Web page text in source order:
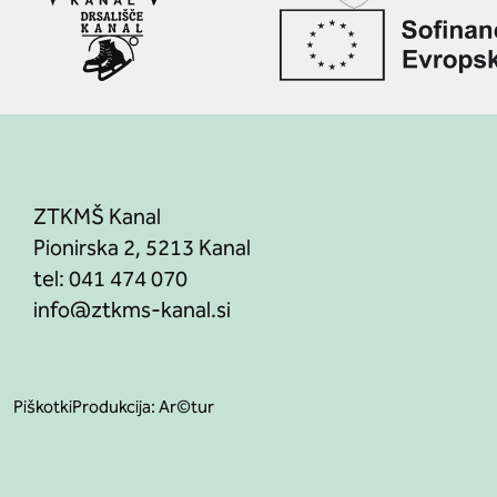
ZTKMŠ Kanal
Pionirska 2, 5213 Kanal
tel:041 474 070
PiškotkiProdukcija:Ar©tur